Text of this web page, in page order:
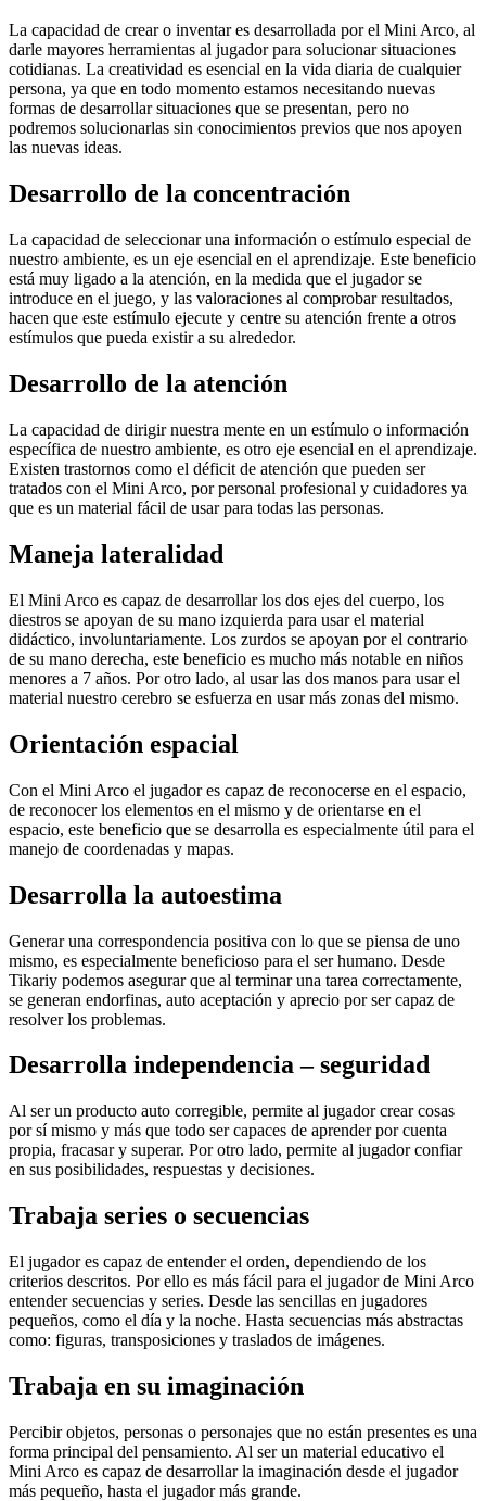
La capacidad de crear o inventar es desarrollada por el Mini Arco, al
darle mayores herramientas al jugador para solucionar situaciones
cotidianas. La creatividad es esencial en la vida diaria de cualquier
persona, ya que en todo momento estamos necesitando nuevas
formas de desarrollar situaciones que se presentan, pero no
podremos solucionarlas sin conocimientos previos que nos apoyen
las nuevas ideas.
Desarrollo de la concentración
La capacidad de seleccionar una información o estímulo especial de
nuestro ambiente, es un eje esencial en el aprendizaje. Este beneficio
está muy ligado a la atención, en la medida que el jugador se
introduce en el juego, y las valoraciones al comprobar resultados,
hacen que este estímulo ejecute y centre su atención frente a otros
estímulos que pueda existir a su alrededor.
Desarrollo de la atención
La capacidad de dirigir nuestra mente en un estímulo o información
específica de nuestro ambiente, es otro eje esencial en el aprendizaje.
Existen trastornos como el déficit de atención que pueden ser
tratados con el Mini Arco, por personal profesional y cuidadores ya
que es un material fácil de usar para todas las personas.
Maneja lateralidad
El Mini Arco es capaz de desarrollar los dos ejes del cuerpo, los
diestros se apoyan de su mano izquierda para usar el material
didáctico, involuntariamente. Los zurdos se apoyan por el contrario
de su mano derecha, este beneficio es mucho más notable en niños
menores a 7 años. Por otro lado, al usar las dos manos para usar el
material nuestro cerebro se esfuerza en usar más zonas del mismo.
Orientación espacial
Con el Mini Arco el jugador es capaz de reconocerse en el espacio,
de reconocer los elementos en el mismo y de orientarse en el
espacio, este beneficio que se desarrolla es especialmente útil para el
manejo de coordenadas y mapas.
Desarrolla la autoestima
Generar una correspondencia positiva con lo que se piensa de uno
mismo, es especialmente beneficioso para el ser humano. Desde
Tikariy podemos asegurar que al terminar una tarea correctamente,
se generan endorfinas, auto aceptación y aprecio por ser capaz de
resolver los problemas.
Desarrolla independencia – seguridad
Al ser un producto auto corregible, permite al jugador crear cosas
por sí mismo y más que todo ser capaces de aprender por cuenta
propia, fracasar y superar. Por otro lado, permite al jugador confiar
en sus posibilidades, respuestas y decisiones.
Trabaja series o secuencias
El jugador es capaz de entender el orden, dependiendo de los
criterios descritos. Por ello es más fácil para el jugador de Mini Arco
entender secuencias y series. Desde las sencillas en jugadores
pequeños, como el día y la noche. Hasta secuencias más abstractas
como: figuras, transposiciones y traslados de imágenes.
Trabaja en su imaginación
Percibir objetos, personas o personajes que no están presentes es una
forma principal del pensamiento. Al ser un material educativo el
Mini Arco es capaz de desarrollar la imaginación desde el jugador
más pequeño, hasta el jugador más grande.